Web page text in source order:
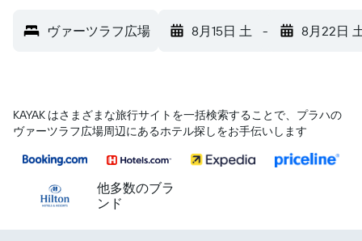
ヴァーツラフ広場 8月15日 土 - 8月22日
KAYAK はさまざまな旅行サイトを一括検索することで、プラハ​の
ヴァーツラフ広場​周辺にあるホテル探しをお手伝いします
他多数のブラ
ンド